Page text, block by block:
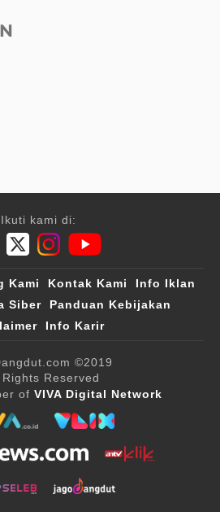
Ikuti kami di:
Kami Kontak Kami
Info Iklan
Siber
Panduan Kebijakan
Info Karir
©2019
Reserved
of VIVA Digital Network